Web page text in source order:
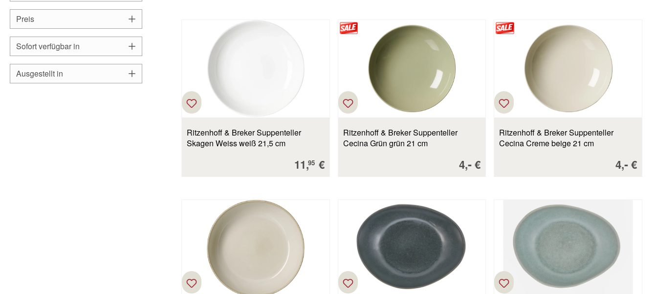
Preis
Sofort verfügbar in
Ausgestellt in
Ritzenhoff & Breker Suppenteller
Skagen Weiss weiß 21,5 cm
Verkaufspreis:
11,95 €
Ritzenhoff & Breker Suppenteller
Cecina Grün grün 21 cm
Verkaufspreis:
4,-€
Ritzenhoff & Breker Suppenteller
Cecina Creme beige 21 cm
4,-€